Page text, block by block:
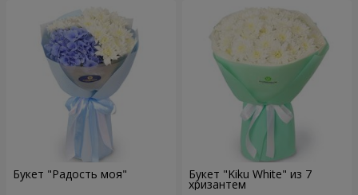
Букет "Радость моя" Букет "Kiku White" из 7
хризантем